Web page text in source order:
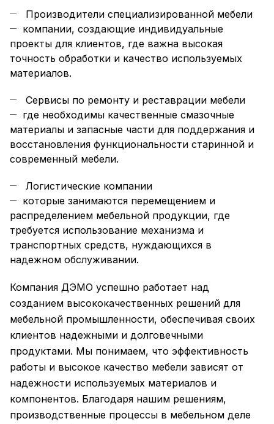
Производители специализированной мебели
компании, создающие индивидуальные
проекты для клиентов, где важна высокая
точность обработки и качество используемых
материалов.
Сервисы по ремонту и реставрации мебели
где необходимы качественные смазочные
материалы и запасные части для поддержания и
восстановления функциональности старинной и
современный мебели.
Логистические компании
которые занимаются перемещением и
распределением мебельной продукции, где
требуется использование механизма и
транспортных средств, нуждающихся в
надежном обслуживании.
Компания ДЭМО успешно работает над
созданием высококачественных решений для
мебельной промышленности, обеспечивая своих
клиентов надежными и долговечными
продуктами. Мы понимаем, что эффективность
работы и высокое качество мебели зависят от
надежности используемых материалов и
компонентов. Благодаря нашим решениям,
производственные процессы в мебельном деле